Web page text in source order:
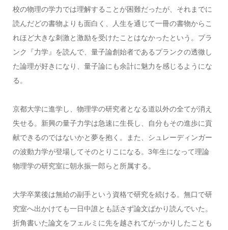
校の物理の学力では理解することが困難だったが、それまでに
読んだどの書物よりも面白く、人生を通じて一冊の書物からこ
れほど大きな刺激と激励を受けたことはなかったという。プラ
ンク『力学』を読んで、量子論創始者であるプランクの透徹し
た論理が好きになり、量子論にも余計に魅力を感じるようにな
る。
京都大学に進学し、物理学の研究者となる道以外の全てが消え
失せる。新興の量子力学は急速に生長し、自分もその進歩に貢
献できるのではないかと夢を抱く。また、シュレーディンガー
の波動力学が登場してそのとりこになる。3年生になって理論
物理学の研究室に朝永振一郎らと所属する。
大学卒業後は無給の副手という資格で研究を続ける。無口で研
究室へ出かけても一日中誰とも話さず論文ばかり読んでいた。
折角書いた論文をフェルミに先を越されてがっかりしたことも